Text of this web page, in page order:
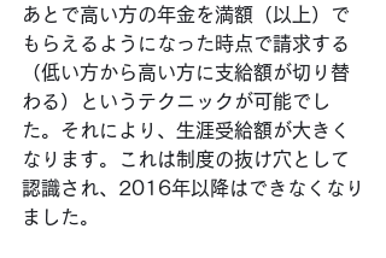
あとで高い方の年金を満額（以上）で
もらえるようになった時点で請求する
（低い方から高い方に支給額が切り替
わる）というテクニックが可能でし
た。それにより、生涯受給額が大きく
なります。これは制度の抜け穴として
認識され、2016年以降はできなくなり
ました。